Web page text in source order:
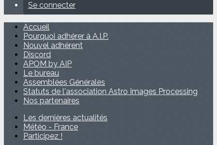
Se connecter
Accueil
Pourquoi adhérer à A.I.P.
Nouvel adhérent
Discord
APOM by AIP
Le bureau
Assemblées Générales
Statuts de l'association Astro Images Processing
Nos partenaires
Les dernières actualités
Météo - France
Participez !